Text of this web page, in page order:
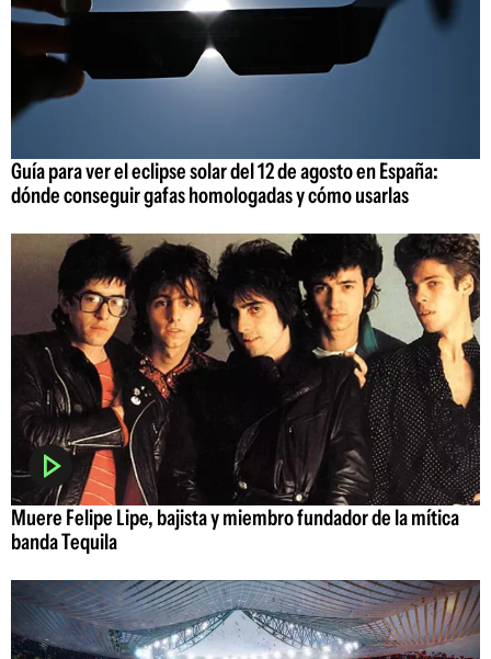
Guía para ver el eclipse solar del 12 de agosto en España:
dónde conseguir gafas homologadas y cómo usarlas
Muere Felipe Lipe, bajista y miembro fundador de la mítica
banda Tequila